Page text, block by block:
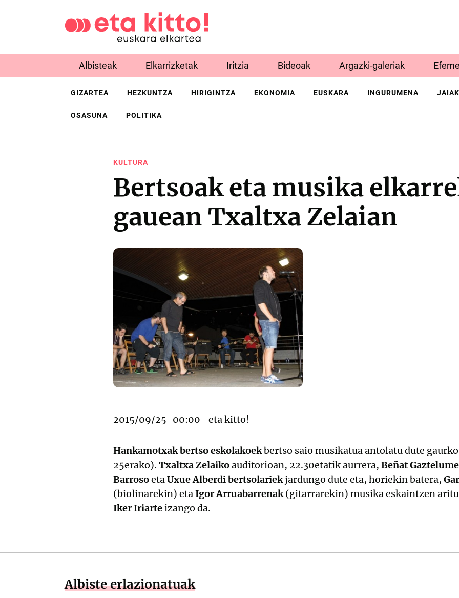
Albisteak Elkarrizketak Iritzia Bideoak Argazki-galeriak
GIZARTEA HEZKUNTZA HIRIGINTZA EKONOMIA EUSKARA INGURUMENA JAIAK
OSASUNA POLITIKA
KULTURA
Bertsoak eta musika
gauean Txaltxa Zelaian
2015/09/25 00:00 eta kitto!
Hankamotxak bertso eskolakoekbertso saio musikatua antolatu dute
25erako). Txaltxa Zelaikoauditorioan, 22.30etatik aurrera, Beñat
BarrosoetaUxue Alberdi bertsolariekjardungo dute eta, horiekin batera,
(biolinarekin) etaIgor Arruabarrenak(gitarrarekin) musika eskaintzen
Iker Iriarteizango da.
Albiste erlazionatuak